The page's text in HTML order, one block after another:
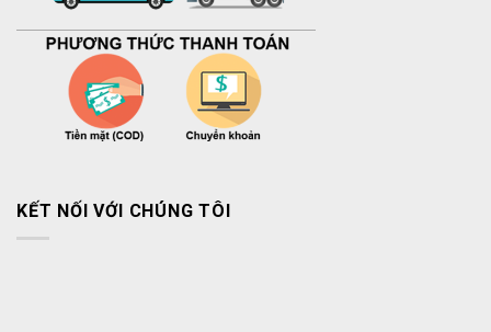
KẾT NỐI VỚI CHÚNG TÔI